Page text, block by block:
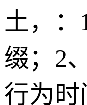
土，
缀；2
行为时